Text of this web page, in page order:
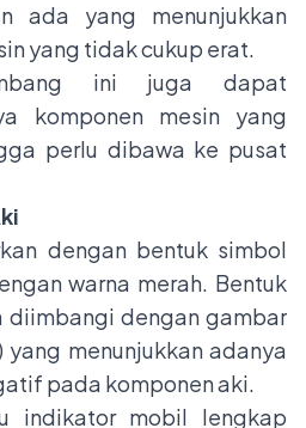
ada yang menunjukkan
yang tidak cukup erat.
ini juga dapat
komponen mesin yang
perlu dibawa ke pusat
dengan bentuk simbol
warna merah. Bentuk
diimbangi dengan gambar
yang menunjukkan adanya
pada komponen aki.
indikator mobil lengkap